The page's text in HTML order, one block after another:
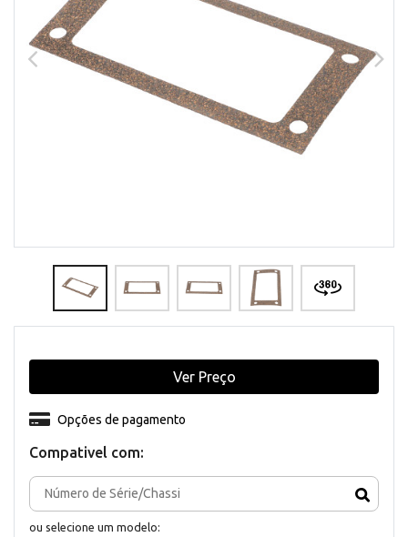
Compativel com:
ou selecione um modelo:
Opções de pagamento
Ver Preço